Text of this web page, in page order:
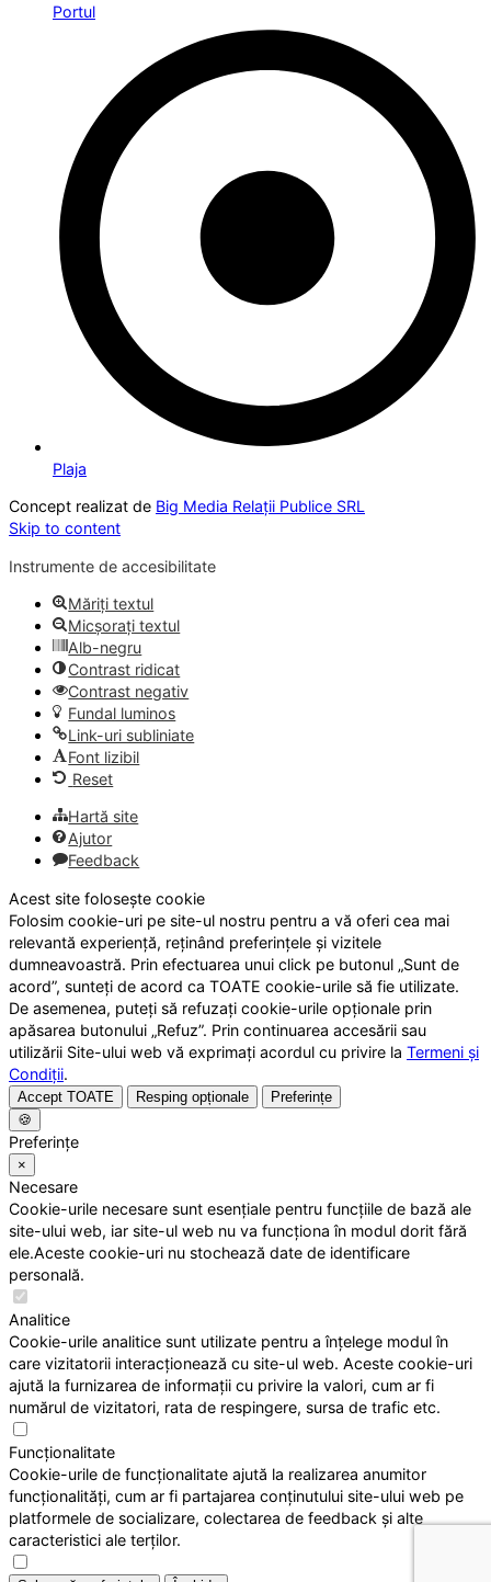
Portul
Plaja
Concept realizat de Big Media Relații Publice SRL
Skip to content
Instrumente de accesibilitate
Măriți textul
Micșorați textul
Alb-negru
Contrast ridicat
Contrast negativ
Fundal luminos
Link-uri subliniate
Font lizibil
Reset
Hartă site
Ajutor
Feedback
Acest site folosește cookie
Folosim cookie-uri pe site-ul nostru pentru a vă oferi cea mai
relevantă experiență, reținând preferințele și vizitele
dumneavoastră. Prin efectuarea unui click pe butonul „Sunt de
acord”, sunteți de acord ca TOATE cookie-urile să fie utilizate.
De asemenea, puteți să refuzați cookie-urile opționale prin
apăsarea butonului „Refuz”. Prin continuarea accesării sau
utilizării Site-ului web vă exprimați acordul cu privire la Termeni și
Condiții.
Accept TOATE Resping opționale
Preferințe
🍪
Preferințe
×
Necesare
Cookie-urile necesare sunt esențiale pentru funcțiile de bază ale
site-ului web, iar site-ul web nu va funcționa în modul dorit fără
ele.Aceste cookie-uri nu stochează date de identificare
personală.
Analitice
Cookie-urile analitice sunt utilizate pentru a înțelege modul în
care vizitatorii interacționează cu site-ul web. Aceste cookie-uri
ajută la furnizarea de informații cu privire la valori, cum ar fi
numărul de vizitatori, rata de respingere, sursa de trafic etc.
Funcționalitate
Cookie-urile de funcționalitate ajută la realizarea anumitor
funcționalități, cum ar fi partajarea conținutului site-ului web pe
platformele de socializare, colectarea de feedback și alte
caracteristici ale terților.